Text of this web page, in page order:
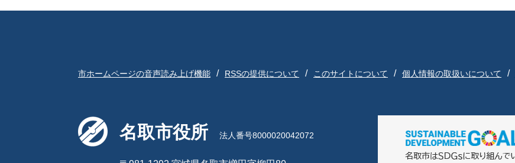
市ホームページの音声読み上げ機能 RSSの提供について このサイトについて 個人情報の取扱いについて
名取市役所 法人番号8000020042072